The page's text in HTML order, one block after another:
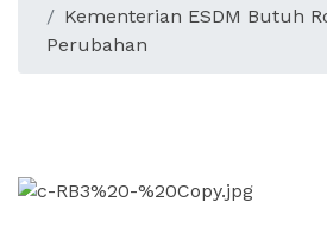
Kementerian ESDM Butuh
Perubahan